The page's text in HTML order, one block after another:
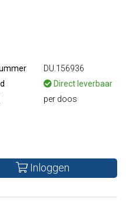
DU.156936
Direct leverbaar
per doos
Inloggen